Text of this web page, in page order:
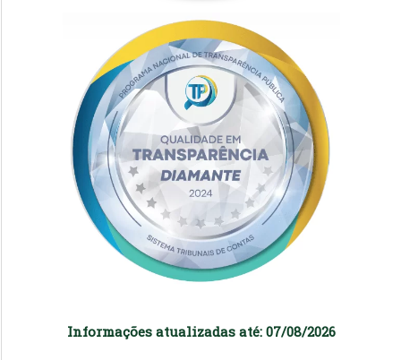
Informações atualizadas até: 07/08/2026